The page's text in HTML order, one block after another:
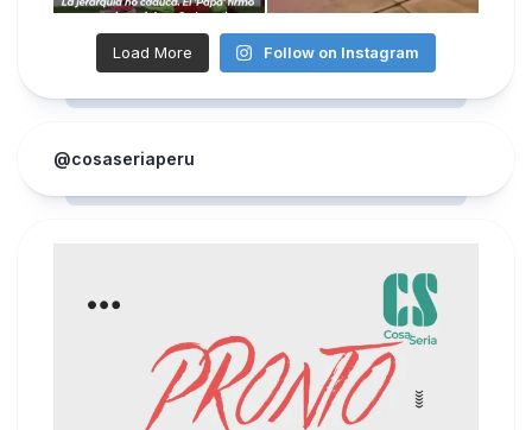
Load More Follow on Instagram
@cosaseriaperu